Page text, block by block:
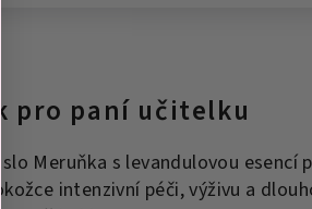
pro paní učitelku
Meruňka s levandulovou esencí
intenzivní péči, výživu a